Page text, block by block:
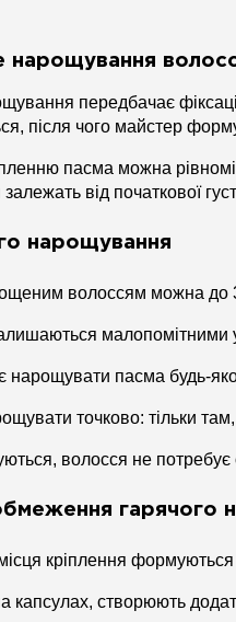
нарощування
передбачає
після чого майстер
пасма можна
від початкової
нарощування
волоссям можна до
малопомітними
нарощувати пасма будь-
точково: тільки
волосся не
гарячого
кріплення
капсулах, створюють